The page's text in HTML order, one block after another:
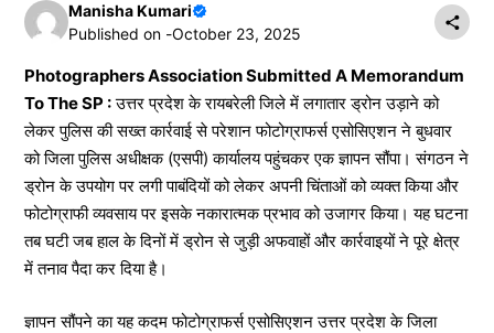
Manisha Kumari
Published on -October 23, 2025
Photographers Association Submitted A Memorandum
To The SP :उत्तर प्रदेश के रायबरेली जिले में लगातार ड्रोन उड़ाने को
लेकर पुलिस की सख्त कार्रवाई से परेशान फोटोग्राफर्स एसोसिएशन ने बुधवार
को जिला पुलिस अधीक्षक (एसपी) कार्यालय पहुंचकर एक ज्ञापन सौंपा। संगठन ने
ड्रोन के उपयोग पर लगी पाबंदियों को लेकर अपनी चिंताओं को व्यक्त किया और
फोटोग्राफी व्यवसाय पर इसके नकारात्मक प्रभाव को उजागर किया। यह घटना
तब घटी जब हाल के दिनों में ड्रोन से जुड़ी अफवाहों और कार्रवाइयों ने पूरे क्षेत्र
में तनाव पैदा कर दिया है।
ज्ञापन सौंपने का यह कदम फोटोग्राफर्स एसोसिएशन उत्तर प्रदेश के जिला